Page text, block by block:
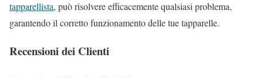
tapparellista, può risolvere efficacemente qualsiasi problema,
garantendo il corretto funzionamento delle tue tapparelle.
Recensioni dei Clienti